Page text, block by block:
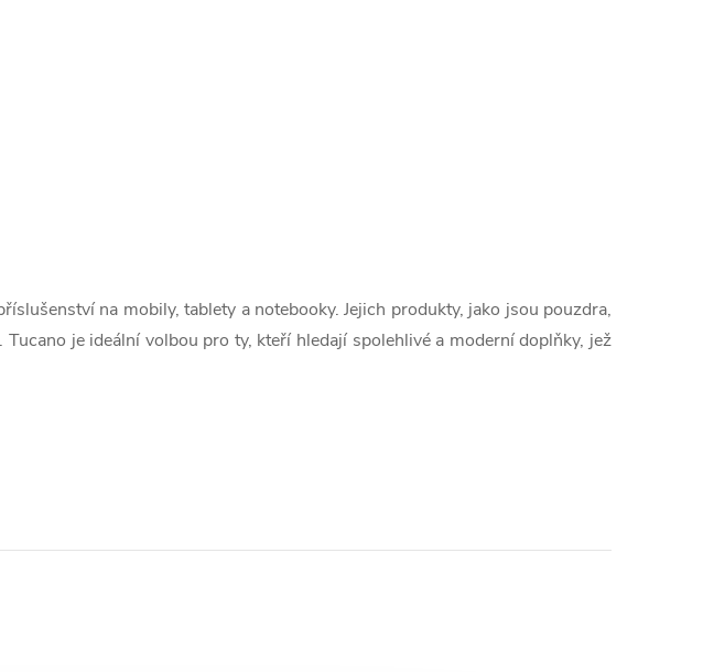
na mobily, tablety a notebooky. Jejich produkty, jako jsou pouzdra,
je ideální volbou pro ty, kteří hledají spolehlivé a moderní doplňky, jež